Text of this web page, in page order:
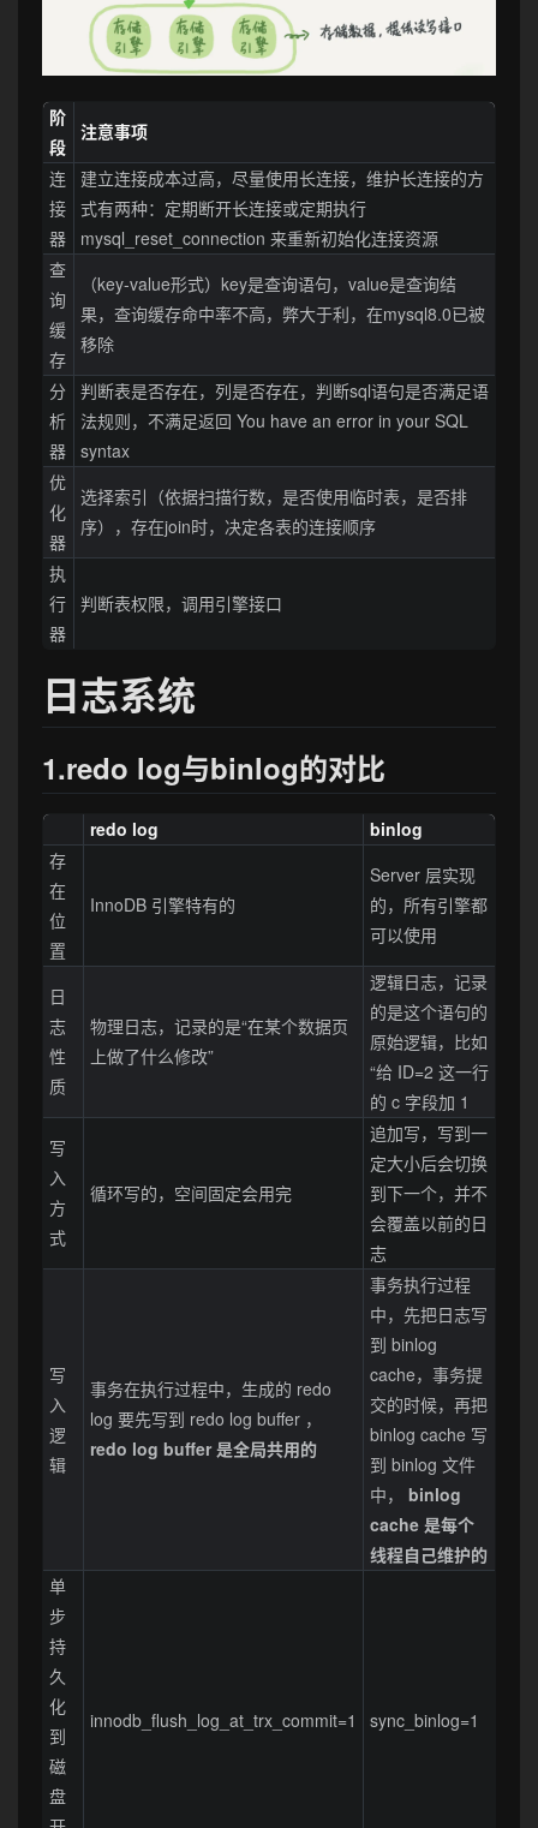
阶
段
注意事项
连
接
器
建立连接成本过高，尽量使用长连接，维护长连接的方
式有两种：定期断开长连接或定期执行
mysql_reset_connection 来重新初始化连接资源
查
询
缓
存
（key-value形式）key是查询语句，value是查询结
果，查询缓存命中率不高，弊大于利，在mysql8.0已被
移除
分
析
器
判断表是否存在，列是否存在，判断sql语句是否满足语
法规则，不满足返回 You have an error in your SQL
syntax
优
化
器
选择索引（依据扫描行数，是否使用临时表，是否排
序），存在join时，决定各表的连接顺序
执
行
器
判断表权限，调用引擎接口
日志系统
1.redo log与binlog的对比
redo log
binlog
存
在
位
置
InnoDB 引擎特有的
Server 层实现
的，所有引擎都
可以使用
日
志
性
质
物理日志，记录的是“在某个数据页
上做了什么修改”
逻辑日志，记录
的是这个语句的
原始逻辑，比如
“给 ID=2 这一行
的 c 字段加 1
写
入
方
式
循环写的，空间固定会用完
追加写，写到一
定大小后会切换
到下一个，并不
会覆盖以前的日
志
写
入
逻
辑
事务在执行过程中，生成的 redo
log 要先写到 redo log buffer ，
redo log buffer 是全局共用的
事务执行过程
中，先把日志写
到 binlog
cache，事务提
交的时候，再把
binlog cache 写
到 binlog 文件
中， binlog
cache 是每个
线程自己维护的
单
步
持
久
化
到
磁
盘
innodb_flush_log_at_trx_commit=1 sync_binlog=1